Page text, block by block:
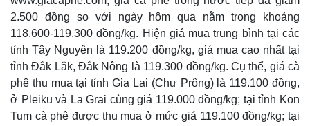
2.500 đồng so với ngày hôm qua nằm trong khoảng
118.600-119.300 đồng/kg. Hiện giá mua trung bình tại các
tỉnh Tây Nguyên là 119.200 đồng/kg, giá mua cao nhất tại
tỉnh Đắk Lắk, Đắk Nông là 119.300 đồng/kg. Cụ thể, giá cà
phê thu mua tại tỉnh Gia Lai (Chư Prông) là 119.100 đồng,
ở Pleiku và La Grai cùng giá 119.000 đồng/kg; tại tỉnh Kon
Tum cà phê được thu mua ở mức giá 119.100 đồng/kg; tại